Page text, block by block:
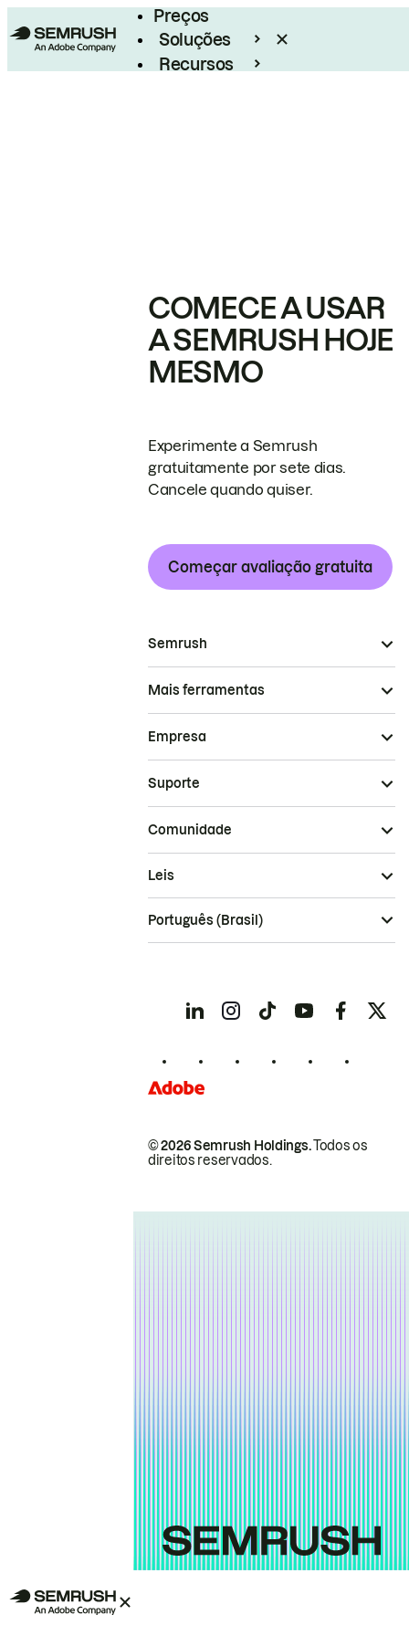
Preços
Soluções
Recursos
COMECE A USAR
A SEMRUSH HOJE
MESMO
Experimente a Semrush
gratuitamente por sete dias.
Cancele quando quiser.
Começar avaliação gratuita
Semrush
Mais ferramentas
Empresa
Suporte
Comunidade
© 2026 Semrush Holdings.Todos os
direitos reservados.
Leis
Português (Brasil)